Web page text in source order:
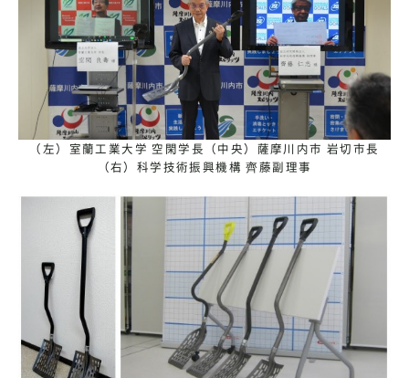
（左）室蘭工業大学 空閑学長（中央）薩摩川内市 岩切市長
（右）科学技術振興機構 齊藤副理事